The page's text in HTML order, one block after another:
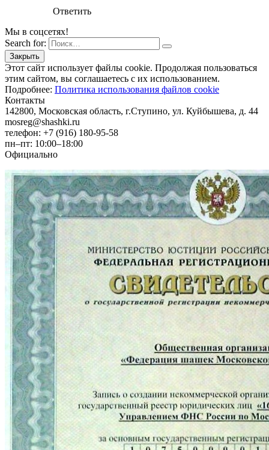
Ответить
Мы в соцсетях!
Search for:
Этот сайт использует файлы cookie. Продолжая пользоваться
этим сайтом, вы соглашаетесь с их использованием.
Подробнее: Политика использования файлов cookie
Контакты
142800, Московская область, г.Ступино, ул. Куйбышева, д. 44
mosreg@shashki.ru
телефон: +7 (916) 180-95-58
пн–пт: 10:00–18:00
Официально